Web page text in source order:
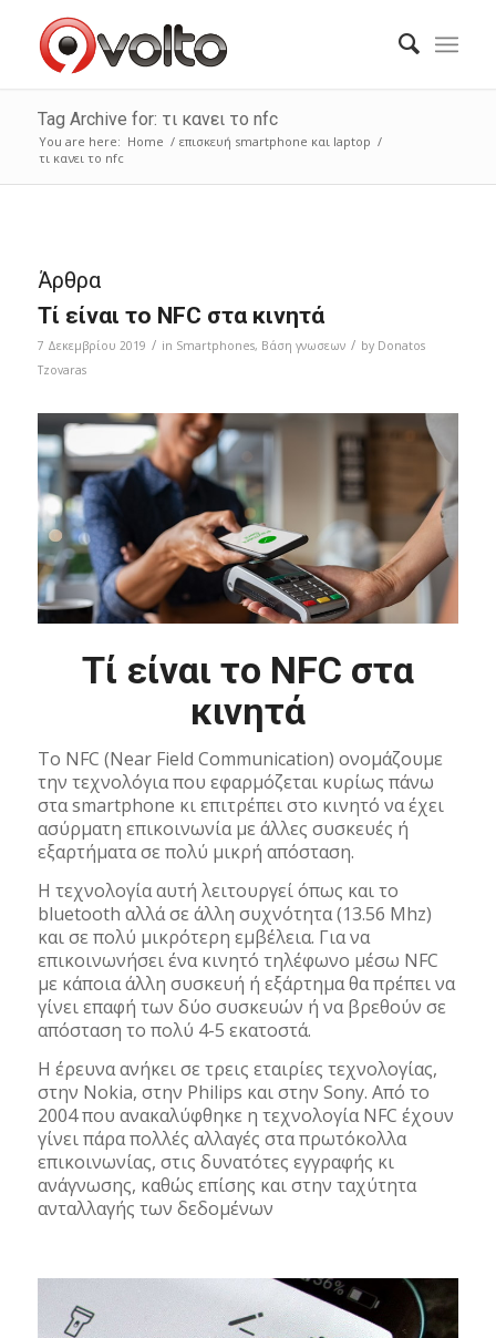
Tag Archive for: τι κανει το nfc
You are here: Home / επισκευή smartphone και laptop /
τι κανει το nfc
Άρθρα
Τί είναι το NFC στα κινητά
7 Δεκεμβρίου 2019 / in Smartphones, Bάση γνωσεων / by Donatos
Tzovaras
Τί είναι το NFC στα
κινητά
To NFC (Νear Field Communication) ονομάζουμε
την τεχνολόγια που εφαρμόζεται κυρίως πάνω
στα smartphone κι επιτρέπει στο κινητό να έχει
ασύρματη επικοινωνία με άλλες συσκευές ή
εξαρτήματα σε πολύ μικρή απόσταση.
Η τεχνολογία αυτή λειτουργεί όπως και το
bluetooth αλλά σε άλλη συχνότητα (13.56 Mhz)
και σε πολύ μικρότερη εμβέλεια. Για να
επικοινωνήσει ένα κινητό τηλέφωνο μέσω NFC
με κάποια άλλη συσκευή ή εξάρτημα θα πρέπει να
γίνει επαφή των δύο συσκευών ή να βρεθούν σε
απόσταση το πολύ 4-5 εκατοστά.
Η έρευνα ανήκει σε τρεις εταιρίες τεχνολογίας,
στην Nokia, στην Philips και στην Sony. Από το
2004 που ανακαλύφθηκε η τεχνολογία NFC έχουν
γίνει πάρα πολλές αλλαγές στα πρωτόκολλα
επικοινωνίας, στις δυνατότες εγγραφής κι
ανάγνωσης, καθώς επίσης και στην ταχύτητα
ανταλλαγής των δεδομένων